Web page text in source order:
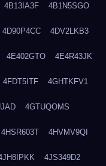
4B13IA3F 4B1N5SGO
4D90P4CC 4DV2LKB3
4E402GTO 4E4R43JK
4FDT5ITF 4GHTKFV1
4GTUQOMS
4HSR603T 4HVMV9QI
4JS349D2